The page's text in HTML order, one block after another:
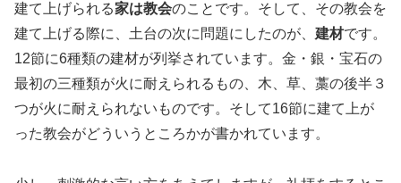
建て上げられる家は教会のことです。そして、その教会を
建て上げる際に、土台の次に問題にしたのが、 建材です。
12節に6種類の建材が列挙されています。金・銀・宝石の
最初の三種類が火に耐えられるもの、木、草、藁の後半３
つが火に耐えられないものです。そして16節に建て上が
った教会がどういうところかが書かれています。